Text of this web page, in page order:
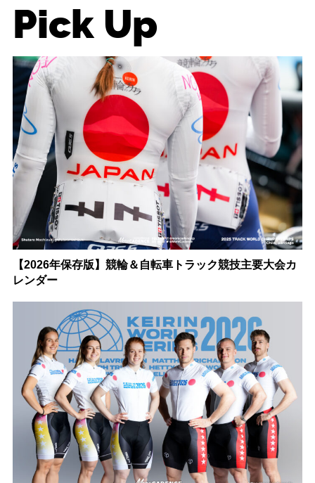
Pick Up
【2026年保存版】競輪＆自転車トラック競技主要大会カ
レンダー